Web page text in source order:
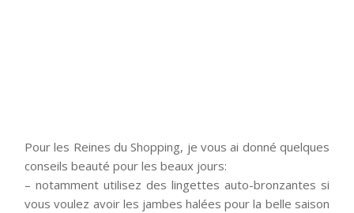
Pour les Reines du Shopping, je vous ai donné quelques
conseils beauté pour les beaux jours:
– notamment utilisez des lingettes auto-bronzantes si
vous voulez avoir les jambes halées pour la belle saison